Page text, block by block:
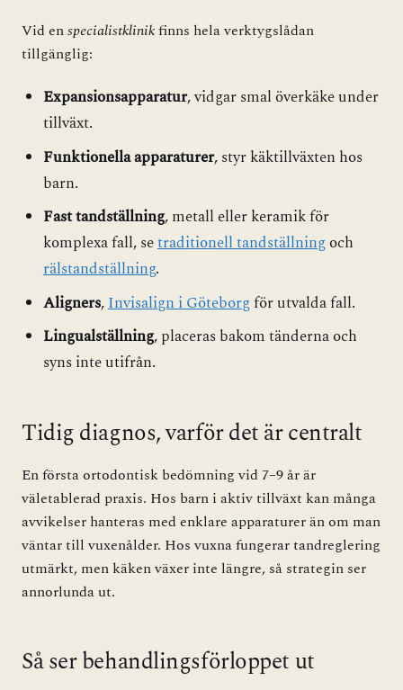
Vid enspecialistklinikfinns hela verktygslådan
tillgänglig:
Expansionsapparatur, vidgar smal överkäke under
tillväxt.
Funktionella apparaturer, styr käktillväxten hos
barn.
Fast tandställning, metall eller keramik för
komplexa fall, setraditionell tandställningoch
rälstandställning.
Aligners,Invisalign i Göteborgför utvalda fall.
Lingualställning, placeras bakom tänderna och
syns inte utifrån.
Tidig diagnos, varför det är centralt
En första ortodontisk bedömning vid 7–9 år är
väletablerad praxis. Hos barn i aktiv tillväxt kan många
avvikelser hanteras med enklare apparaturer än om man
väntar till vuxenålder. Hos vuxna fungerar tandreglering
utmärkt, men käken växer inte längre, så strategin ser
annorlunda ut.
Så ser behandlingsförloppet ut